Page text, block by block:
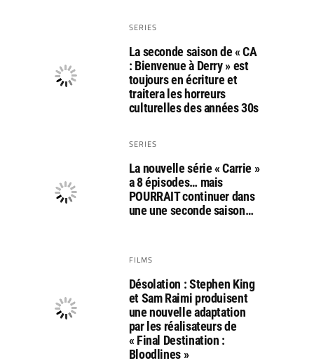
SERIES
La seconde saison de « CA
: Bienvenue à Derry » est
toujours en écriture et
traitera les horreurs
culturelles des années 30s
SERIES
La nouvelle série « Carrie »
a 8 épisodes… mais
POURRAIT continuer dans
une une seconde saison…
FILMS
Désolation : Stephen King
et Sam Raimi produisent
une nouvelle adaptation
par les réalisateurs de
« Final Destination :
Bloodlines »